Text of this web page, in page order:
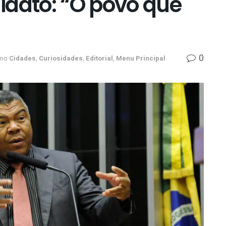
no Cidades, Curiosidades, Editorial, Menu Principal 0